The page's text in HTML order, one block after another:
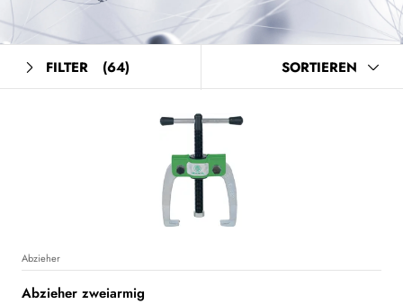
FILTER (64) SORTIEREN
Abzieher
Abzieher zweiarmig